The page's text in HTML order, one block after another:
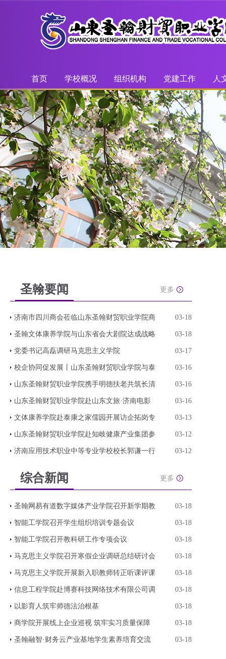
首页 学校概况 组织机构 党建工作 人
圣翰要闻 更多
济南市四川商会莅临山东圣翰财贸职业学院商 03-18
圣翰文体康养学院与山东省会大剧院达成战略 03-18
党委书记高磊调研马克思主义学院 03-17
校企协同促发展丨山东圣翰财贸职业学院与泰 03-16
山东圣翰财贸职业学院携手明德扶老共筑长清 03-16
山东圣翰财贸职业学院赴山东文旅·济南电影 03-16
文体康养学院赴泰康之家儒园开展访企拓岗专 03-13
山东圣翰财贸职业学院赴知岐健康产业集团参 03-12
济南应用技术职业中等专业学校校长郭谦一行 03-12
综合新闻 更多
圣翰网易有道数字媒体产业学院召开新学期教 03-18
智能工学院召开学生组织培训专题会议 03-18
智能工学院召开教科研工作专项会议 03-18
马克思主义学院召开寒假企业调研总结研讨会 03-18
马克思主义学院开展新入职教师转正听课评课 03-18
信息工程学院赴博赛科技网络技术有限公司调 03-18
以影育人筑牢师德法治根基 03-18
商学院开展线上企业巡视 筑牢实习质量保障 03-18
圣翰融智·财务云产业基地学生素养培育交流 03-18